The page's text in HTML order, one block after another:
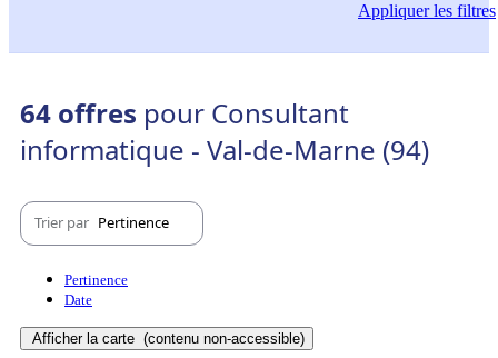
Appliquerles filtres
64 offres pour Consultant
informatique - Val-de-Marne (94)
Trier par Pertinence
Pertinence
Date
Afficher la carte (contenu non-accessible)